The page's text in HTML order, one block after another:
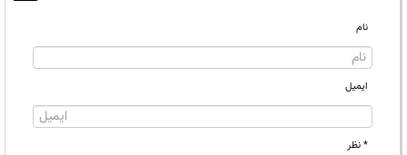
نام
ایمیل
* نظر